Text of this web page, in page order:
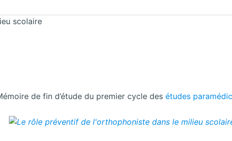
scolaire
de fin d’étude du premier cycle des études